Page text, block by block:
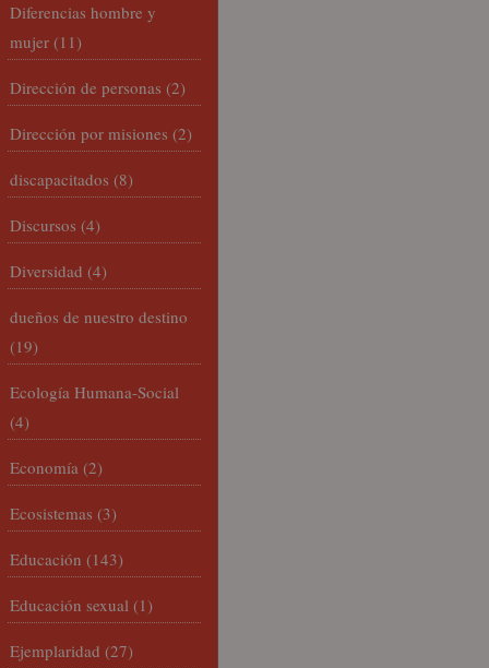
Diferencias hombre y
mujer (11)
Dirección de personas (2)
Dirección por misiones (2)
discapacitados (8)
Discursos (4)
Diversidad (4)
dueños de nuestro destino
(19)
Ecología Humana-Social
(4)
Economía (2)
Ecosistemas (3)
Educación (143)
Educación sexual (1)
Ejemplaridad (27)